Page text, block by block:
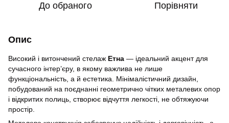
До обраного Порівняти
Опис
Високий і витончений стелаж Етна — ідеальний акцент для
сучасного інтер’єру, в якому важлива не лише
функціональність, а й естетика. Мінімалістичний дизайн,
побудований на поєднанні геометрично чітких металевих опор
і відкритих полиць, створює відчуття легкості, не обтяжуючи
простір.